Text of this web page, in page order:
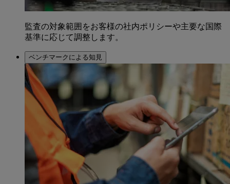
監査の対象範囲をお客様の社内ポリシーや主要な国際
基準に応じて調整します。
ベンチマークによる知見